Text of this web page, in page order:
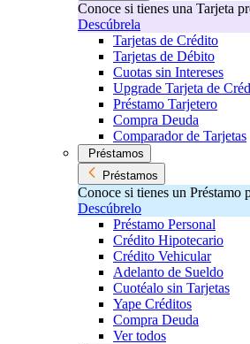
Conoce si tienes una Tarjeta
Descúbrela
Tarjetas de Crédito
Tarjetas de Débito
Cuotas sin Intereses
Upgrade Tarjeta de
Préstamo Tarjetero
Compra Deuda
Comparador de Tarjetas
Préstamos
Préstamos
Conoce si tienes un Préstamo
Descúbrelo
Préstamo Personal
Crédito Hipotecario
Crédito Vehicular
Adelanto de Sueldo
Cuotéalo sin Tarjetas
Yape Créditos
Compra Deuda
Ver todos